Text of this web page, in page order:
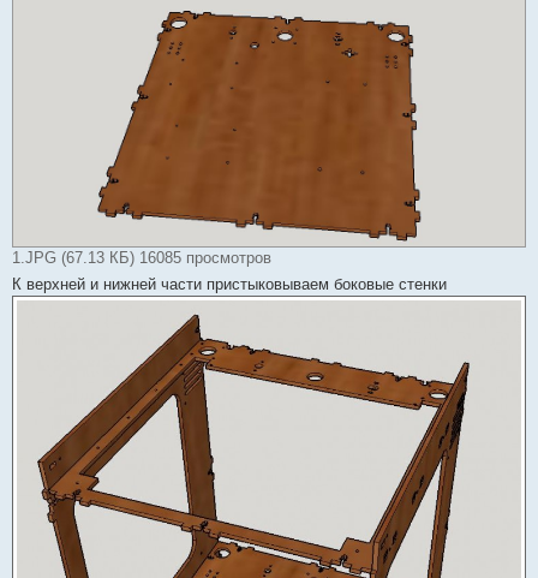
1.JPG (67.13 КБ) 16085 просмотров
К верхней и нижней части пристыковываем боковые стенки